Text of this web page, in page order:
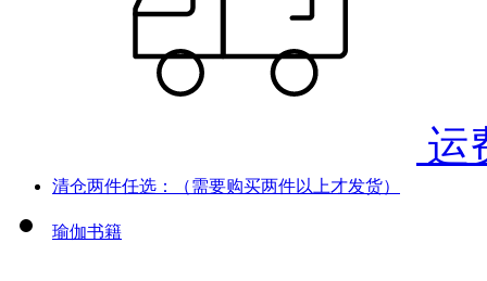
运
清仓两件任选：（需要购买两件以上才发货）
瑜伽书籍